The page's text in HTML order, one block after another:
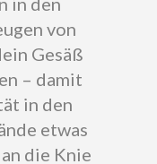
von
Gesäß
– damit
in den
etwas
die Knie